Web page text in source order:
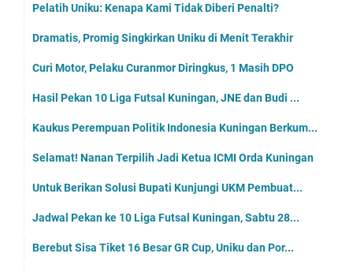
Pelatih Uniku: Kenapa Kami Tidak Diberi Penalti?
Dramatis, Promig Singkirkan Uniku di Menit Terakhir
Curi Motor, Pelaku Curanmor Diringkus, 1 Masih DPO
Hasil Pekan 10 Liga Futsal Kuningan, JNE dan Budi ...
Kaukus Perempuan Politik Indonesia Kuningan Berkum...
Selamat! Nanan Terpilih Jadi Ketua ICMI Orda Kuningan
Untuk Berikan Solusi Bupati Kunjungi UKM Pembuat...
Jadwal Pekan ke 10 Liga Futsal Kuningan, Sabtu 28...
Berebut Sisa Tiket 16 Besar GR Cup, Uniku dan Por...